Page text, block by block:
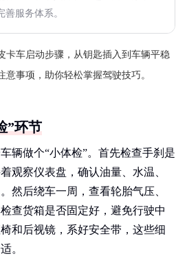
服务体系。
卡车启动步骤，从钥匙插入到车辆平稳
意事项，助你轻松掌握驾驶技巧。
”环节
辆做个“小体检”。首先检查手刹是
观察仪表盘，确认油量、水温、
然后绕车一周，查看轮胎气压、
查货箱是否固定好，避免行驶中
和后视镜，系好安全带，这些细
。